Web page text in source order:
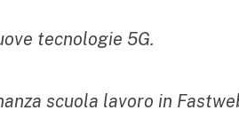
tecnologie 5G.
scuola lavoro in